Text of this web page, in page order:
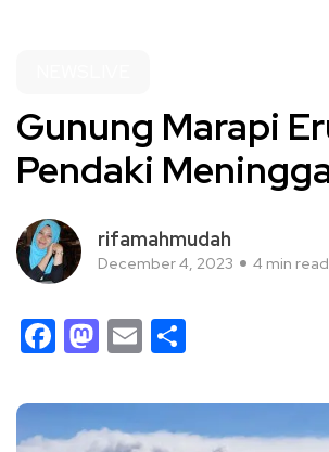
Gunung Marapi
Pendaki
rifamahmudah
December 4, 2023 4 min read
Facebook
Mastodon
Email